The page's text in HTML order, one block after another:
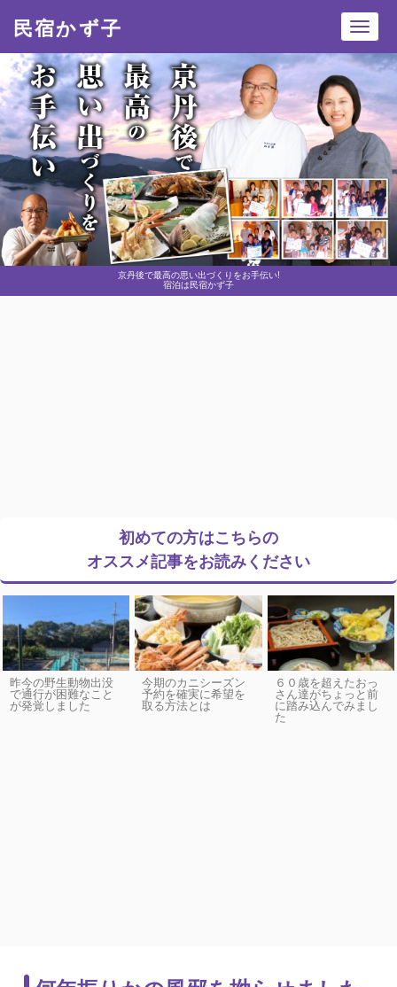
京丹後で最高の思い出づくりをお手伝い!
宿泊は民宿かず子
民宿かず子
初めての方はこちらの
オススメ記事をお読みください
昨今の野生動物出没
で通行が困難なこと
が発覚しました
今期のカニシーズン
予約を確実に希望を
取る方法とは
６０歳を超えたおっ
さん達がちょっと前
に踏み込んでみまし
た